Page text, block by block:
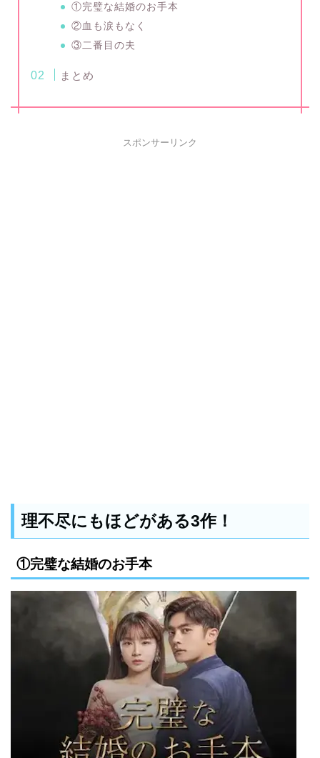
①完璧な結婚のお手本
②血も涙もなく
③二番目の夫
まとめ
スポンサーリンク
理不尽にもほどがある3作！
①完璧な結婚のお手本